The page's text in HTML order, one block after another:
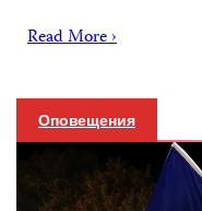
Read More ›
Оповещения